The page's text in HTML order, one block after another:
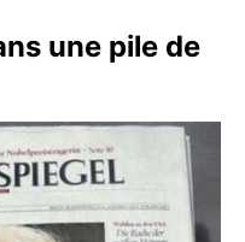
une pile de